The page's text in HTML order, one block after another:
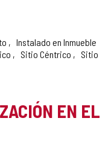
Instalado en Inmueble
Sitio Céntrico
Sitio
EN EL